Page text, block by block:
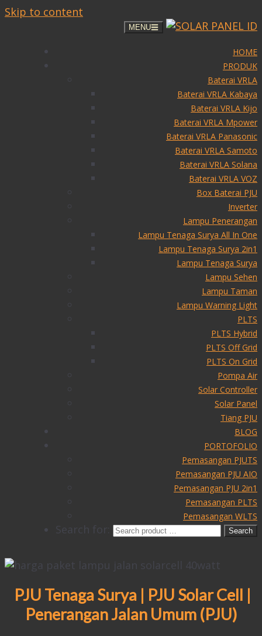
Skip to content
MENU
HOME
PRODUK
Baterai VRLA
Baterai VRLA Kabaya
Baterai VRLA Kijo
Baterai VRLA Mpower
Baterai VRLA Panasonic
Baterai VRLA Samoto
Baterai VRLA Solana
Baterai VRLA VOZ
Box Baterai PJU
Inverter
Lampu Penerangan
Lampu Tenaga Surya All In One
Lampu Tenaga Surya 2in1
Lampu Tenaga Surya
Lampu Sehen
Lampu Taman
Lampu Warning Light
PLTS
PLTS Hybrid
PLTS Off Grid
PLTS On Grid
Pompa Air
Solar Controller
Solar Panel
Tiang PJU
BLOG
PORTOFOLIO
Pemasangan PJUTS
Pemasangan PJU AIO
Pemasangan PJU 2in1
Pemasangan PLTS
Pemasangan WLTS
Search for:
PJU Tenaga Surya | PJU Solar Cell |
Penerangan Jalan Umum (PJU)